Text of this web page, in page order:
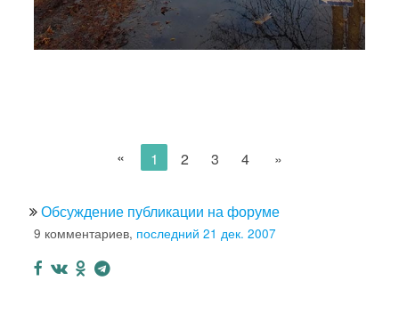
« 1 2 3 4 »
Обсуждение публикации на форуме
9 комментариев, последний 21 дек. 2007